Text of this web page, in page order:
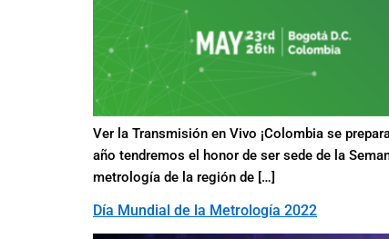
Ver la Transmisión en Vivo ¡Colombia se
año tendremos el honor de ser sede de la
metrología de la región de […]
Día Mundial de la Metrología 2022